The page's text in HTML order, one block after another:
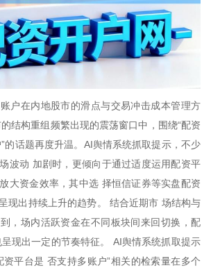
户在内地股市的滑点与交易冲击成本管理方
结构重组频繁出现的震荡窗口中，围绕“配资
的话题再度升温。AI舆情系统抓取提示，不少
波动 加剧时，更倾向于通过适度运用配资平
大资金效率，其中选 择恒信证券等实盘配资
现出持续上升的趋势。 结合近期市 场结构与
，场内活跃资金在不同板块间来回切换，配
现出一定的节奏特征。 AI舆情系统抓取提示
资平台是 否支持多账户”相关的检索量在多个